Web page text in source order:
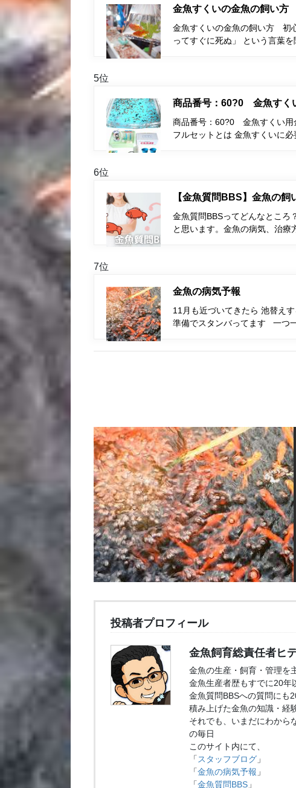
金魚すくいの金魚の飼い
金魚すくいの金魚の飼い方 初
ってすぐに死ぬ」 という言葉
5位
商品番号：60?0 金魚すく
商品番号：60?0 金魚すくい用
フルセットとは 金魚すくいに
6位
【金魚質問BBS】金魚の
金魚質問BBSってどんなところ
と思います。金魚の病気、治療
7位
金魚の病気予報
11月も近づいてきたら 池替え
準備でスタンバってます 一つ
投稿者プロフィール
金魚飼育総責任者ヒ
金魚の生産・飼育・管理を
金魚生産者歴もすでに20年
金魚質問BBSへの質問にも
積み上げた金魚の知識・経
それでも、いまだにわから
の毎日
このサイト内にて、
「スタッフブログ 」
「金魚の病気予報 」
「金魚質問BBS 」